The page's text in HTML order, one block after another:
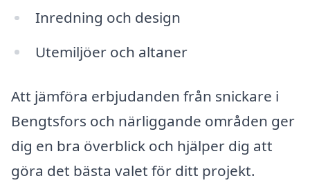
Inredning och design
Utemiljöer och altaner
Att jämföra erbjudanden från snickare i
Bengtsfors och närliggande områden ger
dig en bra överblick och hjälper dig att
göra det bästa valet för ditt projekt.